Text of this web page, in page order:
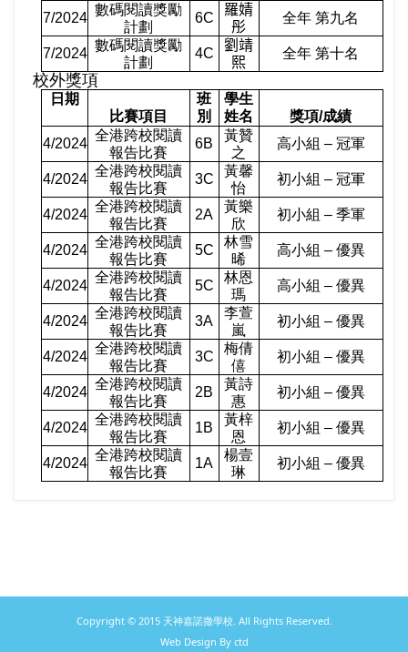
7/2024
數碼閱讀獎勵
計劃
6C
羅婧
彤
全年 第九名
7/2024
數碼閱讀獎勵
計劃
4C
劉靖
熙
全年 第十名
校外獎項
日期
比賽項目
班
別
學生
姓名
獎項/成績
4/2024
全港跨校閱讀
報告比賽
6B
黃贊
之
高小組 – 冠軍
4/2024
全港跨校閱讀
報告比賽
3C
黃馨
怡
初小組 – 冠軍
4/2024
全港跨校閱讀
報告比賽
2A
黃樂
欣
初小組 – 季軍
4/2024
全港跨校閱讀
報告比賽
5C
林雪
晞
高小組 – 優異
4/2024
全港跨校閱讀
報告比賽
5C
林恩
瑪
高小組 – 優異
4/2024
全港跨校閱讀
報告比賽
3A
李萱
嵐
初小組 – 優異
4/2024
全港跨校閱讀
報告比賽
3C
梅倩
僖
初小組 – 優異
4/2024
全港跨校閱讀
報告比賽
2B
黃詩
惠
初小組 – 優異
4/2024
全港跨校閱讀
報告比賽
1B
黃梓
恩
初小組 – 優異
4/2024
全港跨校閱讀
報告比賽
1A
楊壹
琳
初小組 – 優異
Copyright © 2015 天神嘉諾撒學校. All Rights Reserved.
Web Design By ctd